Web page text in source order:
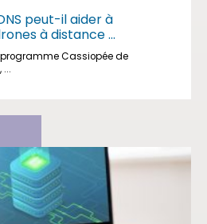
peut-il aider à
à distance ...
Cassiopée de